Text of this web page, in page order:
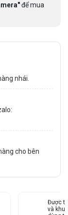
để mua
nhái.
cho bên
Được
và